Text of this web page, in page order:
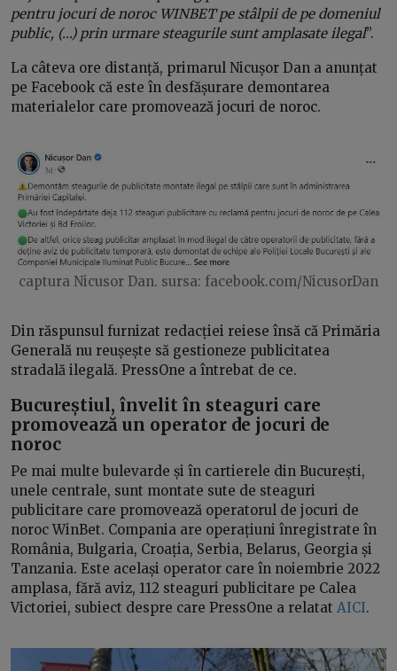
pentru jocuri de noroc WINBET pe stâlpii de pe domeniul
public, (...) prin urmare steagurile sunt amplasate ilegal”.
La câteva ore distanță, primarul Nicușor Dan a anunțat
pe Facebook că este în desfășurare demontarea
materialelor care promovează jocuri de noroc.
captura Nicusor Dan. sursa: facebook.com/NicusorDan
Din răspunsul furnizat redacției reiese însă că Primăria
Generală nu reușește să gestioneze publicitatea
stradală ilegală. PressOne a întrebat de ce.
Bucureștiul, învelit în steaguri care
promovează un operator de jocuri de
noroc
Pe mai multe bulevarde și în cartierele din București,
unele centrale, sunt montate sute de steaguri
publicitare care promovează operatorul de jocuri de
noroc WinBet. Compania are operațiuni înregistrate în
România, Bulgaria, Croația, Serbia, Belarus, Georgia și
Tanzania. Este același operator care în noiembrie 2022
amplasa, fără aviz, 112 steaguri publicitare pe Calea
Victoriei, subiect despre care PressOne a relatat AICI.